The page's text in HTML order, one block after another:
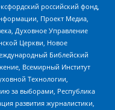
российский фонд,
Проект Медиа,
Духовное Управление
Церкви, Новое
Библейский
Всемирный Институт
Технологии,
за выборами, Республика
развития журналистики,